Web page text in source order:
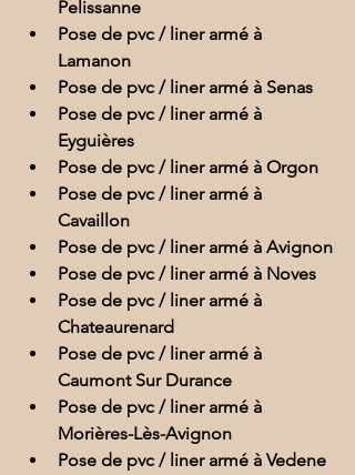
Pelissanne
Pose de pvc / liner armé à
Lamanon
Pose de pvc / liner armé à Senas
Pose de pvc / liner armé à
Eyguières
Pose de pvc / liner armé à Orgon
Pose de pvc / liner armé à
Cavaillon
Pose de pvc / liner armé à Avignon
Pose de pvc / liner armé à Noves
Pose de pvc / liner armé à
Chateaurenard
Pose de pvc / liner armé à
Caumont Sur Durance
Pose de pvc / liner armé à
Morières-Lès-Avignon
Pose de pvc / liner armé à Vedene